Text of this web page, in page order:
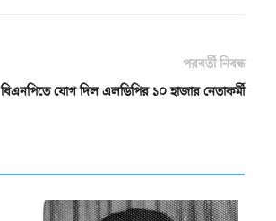
পরবর্তী নিবন্ধ
বিএনপিতে যোগ দিল এলডিপির ১০ হাজার নেতাকর্মী